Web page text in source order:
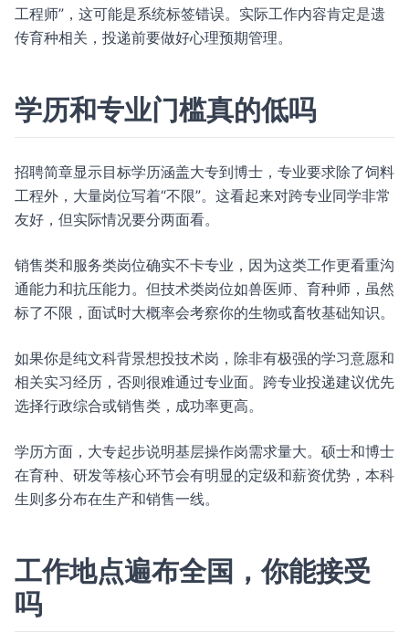
工程师”，这可能是系统标签错误。实际工作内容肯定是遗
传育种相关，投递前要做好心理预期管理。
学历和专业门槛真的低吗
招聘简章显示目标学历涵盖大专到博士，专业要求除了饲料
工程外，大量岗位写着“不限”。这看起来对跨专业同学非常
友好，但实际情况要分两面看。
销售类和服务类岗位确实不卡专业，因为这类工作更看重沟
通能力和抗压能力。但技术类岗位如兽医师、育种师，虽然
标了不限，面试时大概率会考察你的生物或畜牧基础知识。
如果你是纯文科背景想投技术岗，除非有极强的学习意愿和
相关实习经历，否则很难通过专业面。跨专业投递建议优先
选择行政综合或销售类，成功率更高。
学历方面，大专起步说明基层操作岗需求量大。硕士和博士
在育种、研发等核心环节会有明显的定级和薪资优势，本科
生则多分布在生产和销售一线。
工作地点遍布全国，你能接受
吗